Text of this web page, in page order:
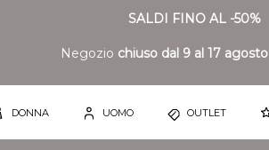
SALDI FINO AL -50%
Negozio chiuso dal 9 al 17 agosto
DONNA UOMO OUTLET